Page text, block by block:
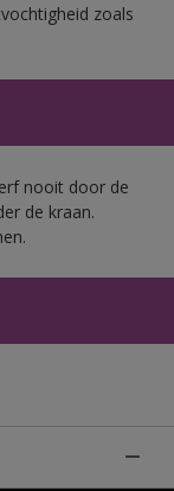
zoals
nooit door de
de kraan.